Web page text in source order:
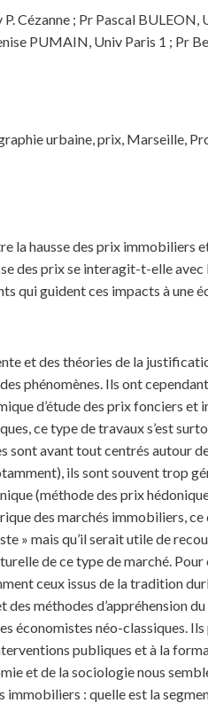
Cézanne ; Pr Pascal BULEON,
PUMAIN, Univ Paris 1 ; Pr
urbaine, prix, Marseille,
la hausse des prix immobiliers
des prix se interagit-t-elle
qui guident ces impacts à une
et des théories de la
phénomènes. Ils ont
d’étude des prix fonciers
ce type de travaux s’est
avant tout centrés autour
ils sont souvent trop
(méthode des prix
des marchés immobiliers,
» mais qu’il serait utile de
de ce type de marché.
ceux issus de la tradition
méthodes d’appréhension
économistes néo-classiques.
publiques et à la
et de la sociologie nous
immobiliers : quelle est la